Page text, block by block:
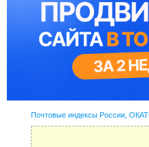
Почтовые индексы России,